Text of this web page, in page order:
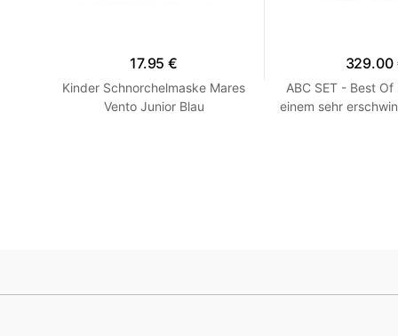
17.95 €
Kinder Schnorchelmaske Mares
Vento Junior Blau
329.00
ABC SET - Best Of
einem sehr